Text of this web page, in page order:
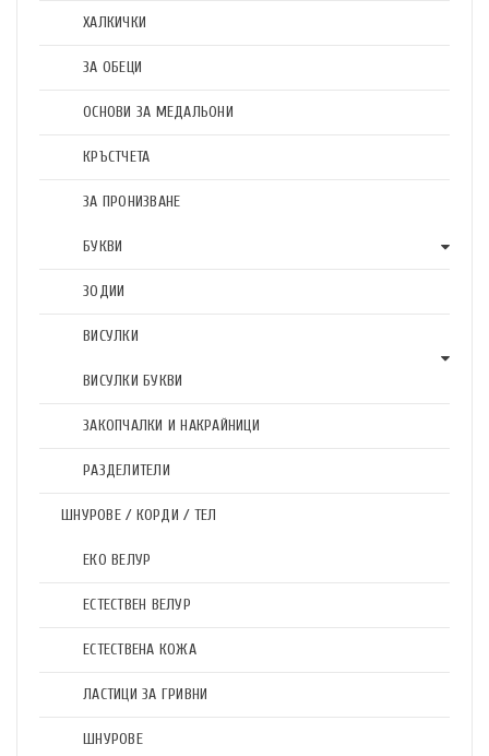
ХАЛКИЧКИ
ЗА ОБЕЦИ
ОСНОВИ ЗА МЕДАЛЬОНИ
КРЪСТЧЕТА
ЗА ПРОНИЗВАНЕ
БУКВИ
ЗОДИИ
ВИСУЛКИ
ВИСУЛКИ БУКВИ
ЗАКОПЧАЛКИ И НАКРАЙНИЦИ
РАЗДЕЛИТЕЛИ
ШНУРОВЕ / КОРДИ / ТЕЛ
ЕКО ВЕЛУР
ЕСТЕСТВЕН ВЕЛУР
ЕСТЕСТВЕНА КОЖА
ЛАСТИЦИ ЗА ГРИВНИ
ШНУРОВЕ